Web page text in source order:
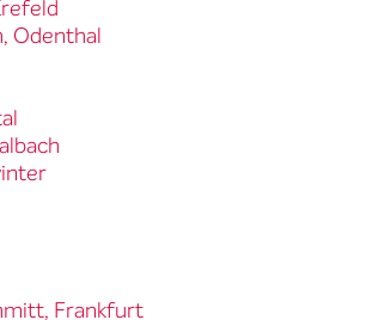
Odenthal
Frankfurt